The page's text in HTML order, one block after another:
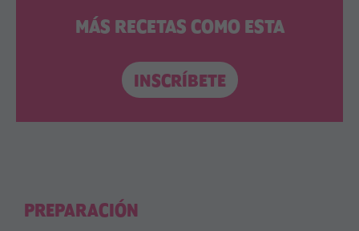
MÁS RECETAS COMO ESTA
INSCRÍBETE
PREPARACIÓN